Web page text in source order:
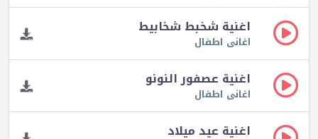
اغنية شخبط شخابيط
اغانى اطفال
اغنية عصفور النونو
اغانى اطفال
اغنية عيد ميلاد